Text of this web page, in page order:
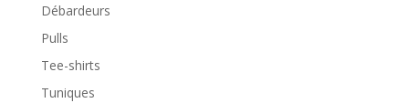
Débardeurs
Pulls
Tee-shirts
Tuniques